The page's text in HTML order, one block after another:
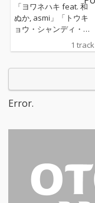
「ヨワネハキ feat. 和
ぬか, asmi」「トウキ
ョウ・シャンディ・ラ
ンデヴ feat. 花譜, ツミ
キ」など、SNSを中心
こかに存在する架空の
s”に、今年4月にソロ・
ト・LiSAが新たに“入
居”し、新曲「Ash＆E
mber feat. LiSA, ナナホ
シ管弦楽団」を配信リ
1 track
Error.